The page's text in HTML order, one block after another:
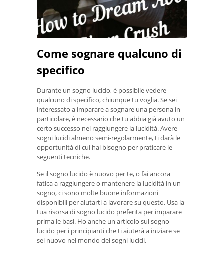
Come sognare qualcuno di
specifico
Durante un sogno lucido, è possibile vedere
qualcuno di specifico, chiunque tu voglia. Se sei
interessato a imparare a sognare una persona in
particolare, è necessario che tu abbia già avuto un
certo successo nel raggiungere la lucidità. Avere
sogni lucidi almeno semi-regolarmente, ti darà le
opportunità di cui hai bisogno per praticare le
seguenti tecniche.
Se il sogno lucido è nuovo per te, o fai ancora
fatica a raggiungere o mantenere la lucidità in un
sogno, ci sono molte buone informazioni
disponibili per aiutarti a lavorare su questo. Usa la
tua risorsa di sogno lucido preferita per imparare
prima le basi. Ho anche un articolo sul sogno
lucido per i principianti che ti aiuterà a iniziare se
sei nuovo nel mondo dei sogni lucidi.